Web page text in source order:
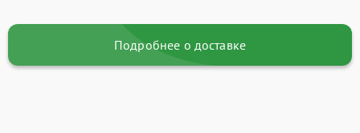
Подробнее о доставке